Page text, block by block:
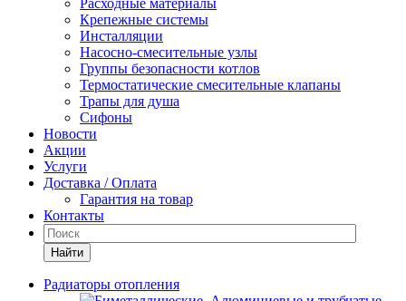
Расходные материалы
Крепежные системы
Инсталляции
Насосно-смесительные узлы
Группы безопасности котлов
Термостатические смесительные клапаны
Трапы для душа
Сифоны
Новости
Акции
Услуги
Доставка / Оплата
Гарантия на товар
Контакты
Найти
Радиаторы отопления